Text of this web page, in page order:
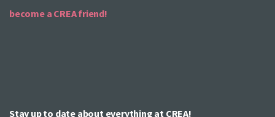
become a CREA friend!
Stay up to date about everything at CREA!